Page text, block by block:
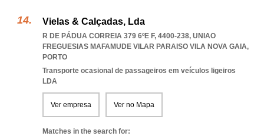
Vielas & Calçadas, Lda
R DE PÁDUA CORREIA 379 6ºE F, 4400-238, UNIAO
FREGUESIAS MAFAMUDE VILAR PARAISO VILA NOVA GAIA,
PORTO
Transporte ocasional de passageiros em veículos ligeiros
LDA
Ver empresa Ver no Mapa
Matches in the search for: